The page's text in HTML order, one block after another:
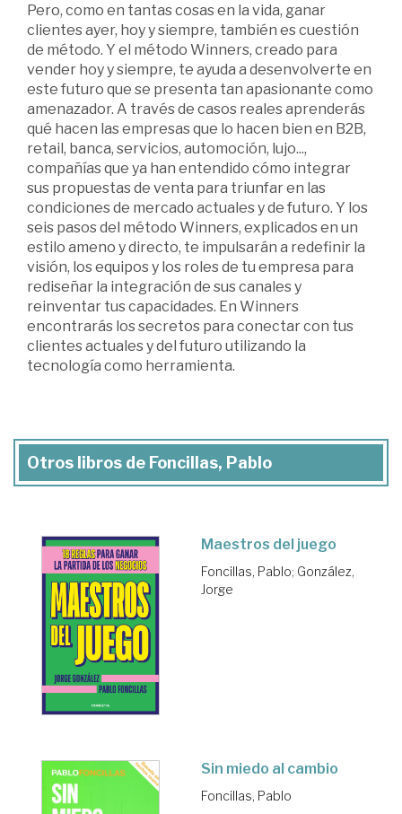
Pero, como en tantas cosas en la vida, ganar
clientes ayer, hoy y siempre, también es cuestión
de método. Y el método Winners, creado para
vender hoy y siempre, te ayuda a desenvolverte en
este futuro que se presenta tan apasionante como
amenazador. A través de casos reales aprenderás
qué hacen las empresas que lo hacen bien en B2B,
retail, banca, servicios, automoción, lujo...,
compañías que ya han entendido cómo integrar
sus propuestas de venta para triunfar en las
condiciones de mercado actuales y de futuro. Y los
seis pasos del método Winners, explicados en un
estilo ameno y directo, te impulsarán a redefinir la
visión, los equipos y los roles de tu empresa para
rediseñar la integración de sus canales y
reinventar tus capacidades. En Winners
encontrarás los secretos para conectar con tus
clientes actuales y del futuro utilizando la
tecnología como herramienta.
Otros libros de Foncillas, Pablo
Maestros del juego
Foncillas, Pablo; González,
Jorge
Sin miedo al cambio
Foncillas, Pablo